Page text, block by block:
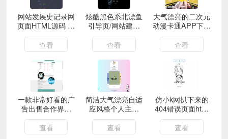
网站发展史记录网
页面HTML源码 记
录网站发展史
查看
炫酷黑色系北漂鱼
引导页/网站建设
中HTML源码 带
BGM
查看
大气漂亮的二次元
动漫卡通APP下载
页面HTML源码 带
文字弹幕
查看
一款非常好看的广
告出售合作界面
HTML源码
查看
简洁大气漂亮自适
应风格个人主页
HTML源码
查看
仿小k网扒下来的
404错误页面html
源码 带语音播报
查看